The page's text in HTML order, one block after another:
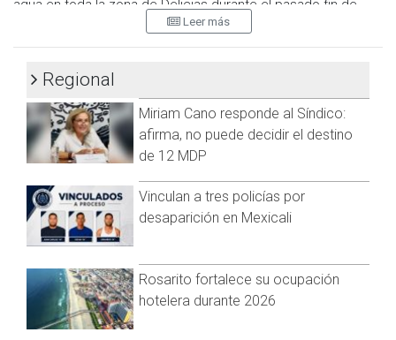
agua en toda la zona de Delicias durante el pasado fin de
semana derivado a las lluvias, se debió a una falla eléctrica
atribuible a la Comisión Federal de Electricidad (CFE).
García Castro explicó que cuando se presenta un problema
de energía, las bombas, los cárcamos de bombeo y otros
componentes de la infraestructura eléctrica dejan de
funcionar. Como consecuencia, la CESPT se apoya en las
reservas almacenadas en los tanques de distribución, los
El director de la CESPT agregó que, una vez que la CFE
restablece el servicio eléctrico, la reanudación del suministro
de agua depende de la capacidad de almacenaje en los
tanques y del número de usuarios en cada zona. Esto puede
variar según la infraestructura y la demanda en cada sector.
Visita y accede a todo nuestro contenido |
Leer más
Regional
Miriam Cano responde al Síndico:
afirma, no puede decidir el destino
de 12 MDP
Vinculan a tres policías por
desaparición en Mexicali
Rosarito fortalece su ocupación
hotelera durante 2026